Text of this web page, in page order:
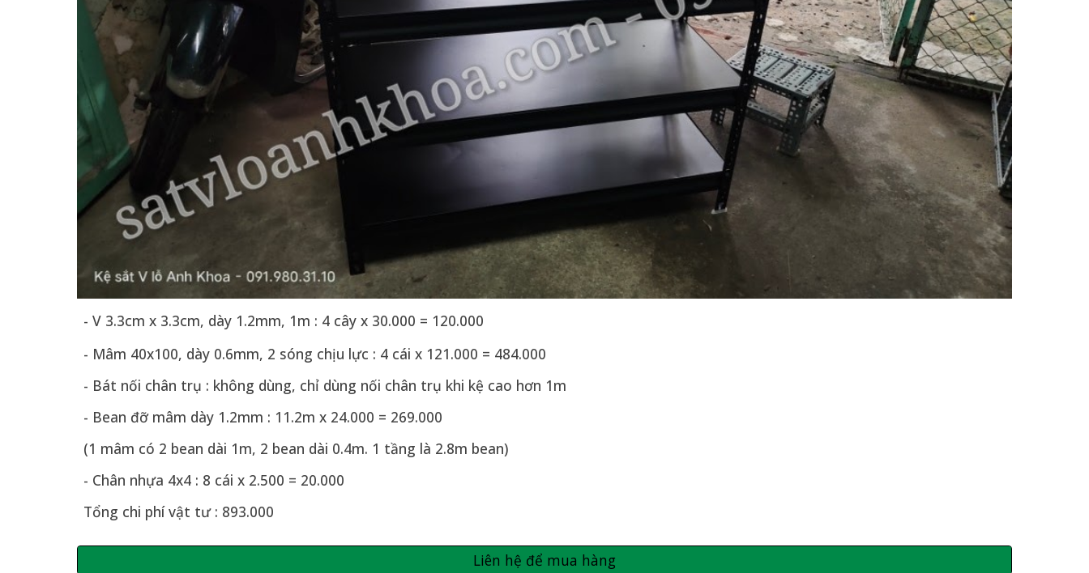
- V 3.3cm x 3.3cm, dày 1.2mm, 1m : 4 cây x 30.000 = 120.000
- Mâm 40x100, dày 0.6mm, 2 sóng chịu lực : 4 cái x 121.000 = 484.000
- Bát nối chân trụ : không dùng, chỉ dùng nối chân trụ khi kệ cao hơn 1m
- Bean đỡ mâm dày 1.2mm : 11.2m x 24.000 = 269.000
(1 mâm có 2 bean dài 1m, 2 bean dài 0.4m. 1 tầng là 2.8m bean)
- Chân nhựa 4x4 : 8 cái x 2.500 = 20.000
Tổng chi phí vật tư : 893.000
Liên hệ để mua hàng